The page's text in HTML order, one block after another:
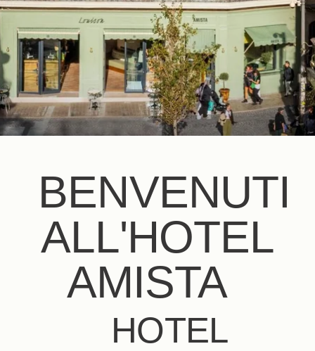
BENVENUTI
ALL'HOTEL
AMISTA
HOTEL